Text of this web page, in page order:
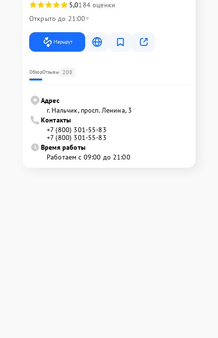
5,0184 оценки
Открыто до 21:00
Маршрут
ОбзорОтзывы 208
Адрес
г. Нальчик, просп. Ленина, 3
Контакты
+7 (800) 301-55-83
+7 (800) 301-55-83
Время работы
Работаем с 09:00 до 21:00